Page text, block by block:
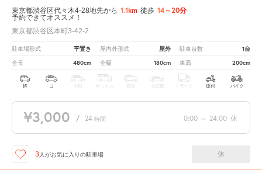
東京都渋谷区代々木4-28地先から 1.1km 徒歩 14～20分
予約できてオススメ！
東京都渋谷区本町3-42-2
駐車場形式 平置き 屋内外形式 屋外 駐車台数 1台
全長 480cm 全幅 180cm 車高 200cm
軽 コ 中型 ボックス SUV 大型車 トラック 原付 バイク
¥3,000 / 24 時間 0:00 ～ 24:00 休
3 人がお気に入りの駐車場 休